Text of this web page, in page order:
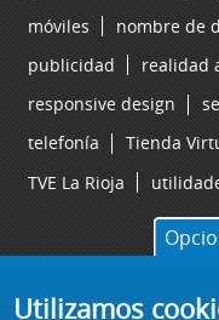
móviles
nombre de
publicidad
realidad
responsive design
telefonía
Tienda
TVE La Rioja
Utilizamos